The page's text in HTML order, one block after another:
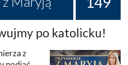
po katolicku!
z